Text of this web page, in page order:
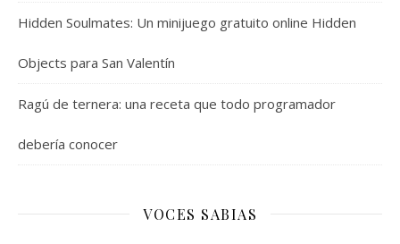
Hidden Soulmates: Un minijuego gratuito online Hidden
Objects para San Valentín
Ragú de ternera: una receta que todo programador
debería conocer
VOCES SABIAS